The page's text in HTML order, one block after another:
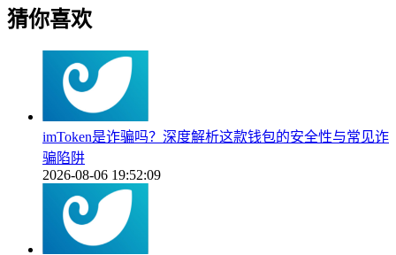
猜你喜欢
imToken是诈骗吗？深度解析这款钱包的安全性与常见诈
骗陷阱
2026-08-06 19:52:09